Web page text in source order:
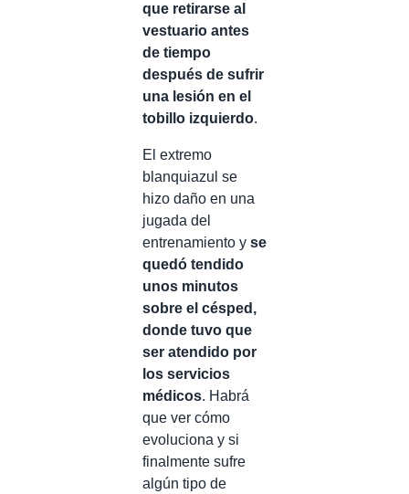
que retirarse al
vestuario antes
de tiempo
después de sufrir
una lesión en el
tobillo izquierdo.
El extremo
blanquiazul se
hizo daño en una
jugada del
entrenamiento y se
quedó tendido
unos minutos
sobre el césped,
donde tuvo que
ser atendido por
los servicios
médicos. Habrá
que ver cómo
evoluciona y si
finalmente sufre
algún tipo de